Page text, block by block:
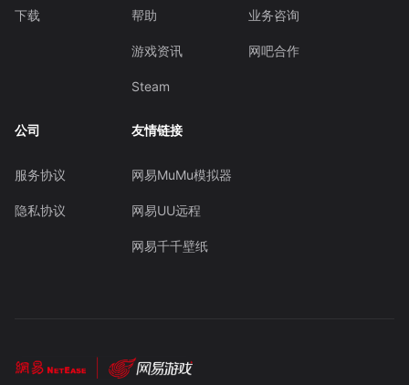
下载 帮助
游戏资讯
Steam
业务咨询
网吧合作
公司
服务协议
隐私协议
友情链接
网易MuMu模拟器
网易UU远程
网易千千壁纸